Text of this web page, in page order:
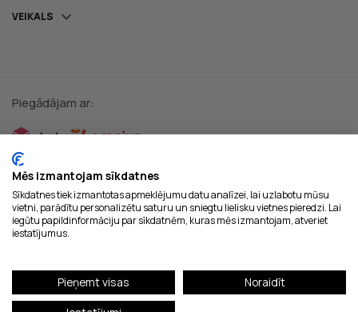
VEIKALS 
Piegādājam ar:
Droši maksājumi:
Mēs izmantojam sīkdatnes
Sīkdatnes tiek izmantotas apmeklējumu datu analīzei, lai uzlabotu mūsu
vietni, parādītu personalizētu saturu un sniegtu lielisku vietnes pieredzi. Lai
iegūtu papildinformāciju par sīkdatnēm, kuras mēs izmantojam, atveriet
iestatījumus.
Pieņemt visas
Noraidīt